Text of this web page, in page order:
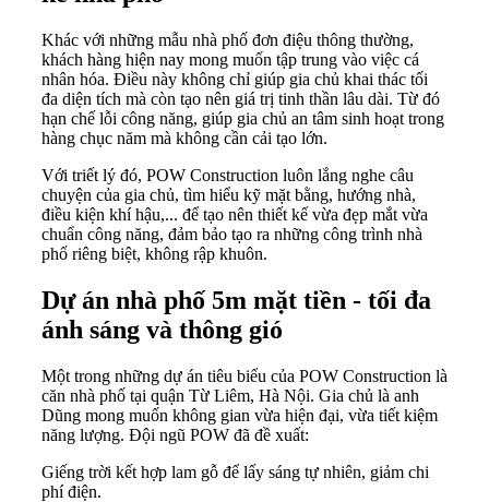
Khác với những mẫu nhà phố đơn điệu thông thường,
khách hàng hiện nay mong muốn tập trung vào việc cá
nhân hóa. Điều này không chỉ giúp gia chủ khai thác tối
đa diện tích mà còn tạo nên giá trị tinh thần lâu dài. Từ đó
hạn chế lỗi công năng, giúp gia chủ an tâm sinh hoạt trong
hàng chục năm mà không cần cải tạo lớn.
Với triết lý đó, POW Construction luôn lắng nghe câu
chuyện của gia chủ, tìm hiểu kỹ mặt bằng, hướng nhà,
điều kiện khí hậu,... để tạo nên thiết kế vừa đẹp mắt vừa
chuẩn công năng, đảm bảo tạo ra những công trình nhà
phố riêng biệt, không rập khuôn.
Dự án nhà phố 5m mặt tiền - tối đa
ánh sáng và thông gió
Một trong những dự án tiêu biểu của POW Construction là
căn nhà phố tại quận Từ Liêm, Hà Nội. Gia chủ là anh
Dũng mong muốn không gian vừa hiện đại, vừa tiết kiệm
năng lượng. Đội ngũ POW đã đề xuất:
Giếng trời kết hợp lam gỗ để lấy sáng tự nhiên, giảm chi
phí điện.